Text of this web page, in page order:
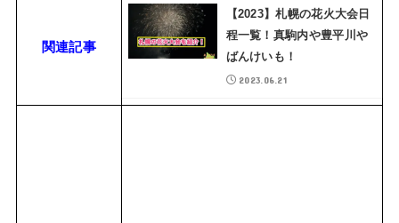
関連記事
【2023】札幌の花火大会日
程一覧！真駒内や豊平川や
ばんけいも！
2023.06.21